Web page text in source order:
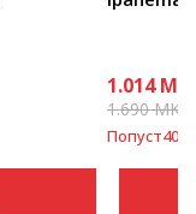
1.014
1.690MKD
Попуст40